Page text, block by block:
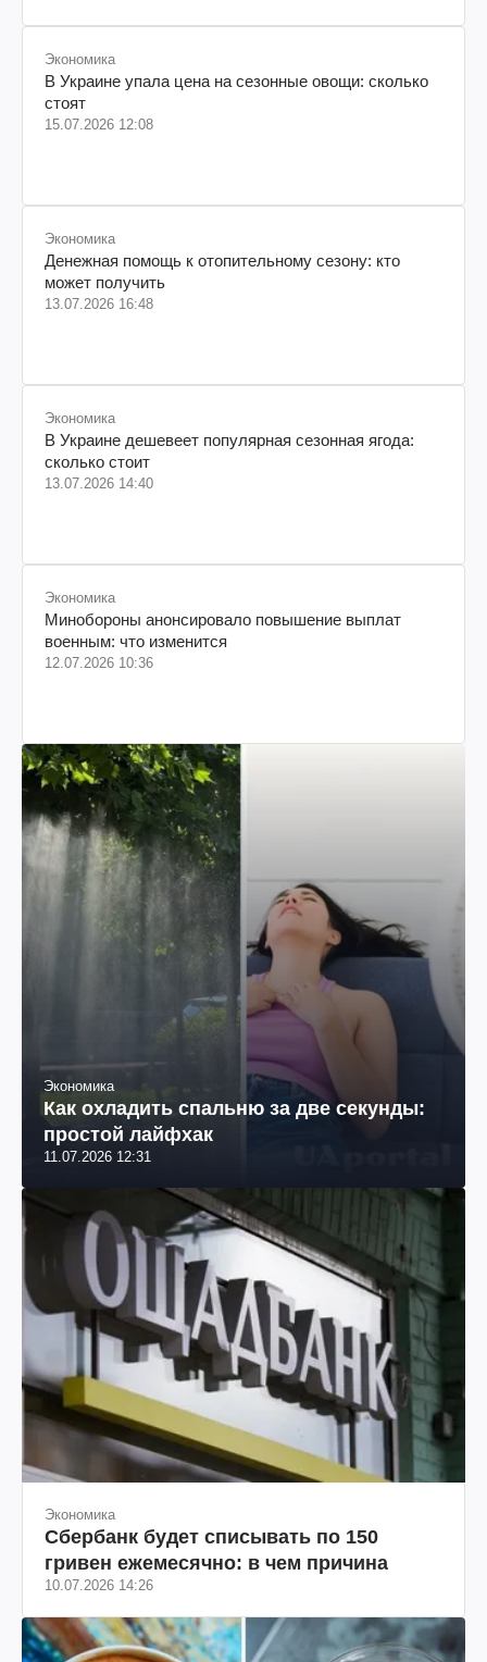
Экономика
В Украине упала цена на сезонные овощи: сколько
стоят
15.07.2026 12:08
Экономика
Денежная помощь к отопительному сезону: кто
может получить
13.07.2026 16:48
Экономика
В Украине дешевеет популярная сезонная ягода:
сколько стоит
13.07.2026 14:40
Экономика
Минобороны анонсировало повышение выплат
военным: что изменится
12.07.2026 10:36
Экономика
Как охладить спальню за две секунды:
простой лайфхак
11.07.2026 12:31
Экономика
Сбербанк будет списывать по 150
гривен ежемесячно: в чем причина
10.07.2026 14:26